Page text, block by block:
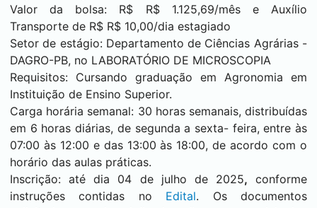
Valor da bolsa: R$ R$ 1.125,69/mês e Auxílio
Transporte de R$ R$ 10,00/dia estagiado
Setor de estágio: Departamento de Ciências Agrárias -
DAGRO-PB, no LABORATÓRIO DE MICROSCOPIA
Requisitos: Cursando graduação em Agronomia em
Instituição de Ensino Superior.
Carga horária semanal: 30 horas semanais, distribuídas
em 6 horas diárias, de segunda a sexta- feira, entre às
07:00 às 12:00 e das 13:00 às 18:00, de acordo com o
horário das aulas práticas.
Inscrição: até dia 04 de julho de 2025, conforme
instruções contidas no Edital. Os documentos